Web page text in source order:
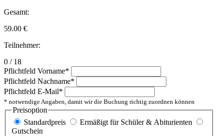
Gesamt:
59.00 €
Teilnehmer:
0 / 18
Pflichtfeld Vorname*
Pflichtfeld Nachname*
Pflichtfeld E-Mail*
* notwendige Angaben, damit wir die Buchung richtig zuordnen können
Preisoption
Standardpreis
Ermäßigt für Schüler & Abiturienten
Gutschein